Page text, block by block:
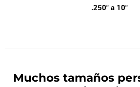
.250″ a 10″
Muchos tamaños